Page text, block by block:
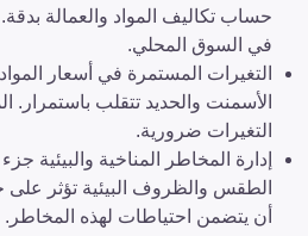
حساب تكاليف المواد والعمالة
في السوق المحلي.
التغيرات المستمرة في أسعار
الأسمنت والحديد تتقلب باستمرار.
التغيرات ضرورية.
إدارة المخاطر المناخية والبيئية
الطقس والظروف البيئية تؤثر
أن يتضمن احتياطات لهذه المخاطر.